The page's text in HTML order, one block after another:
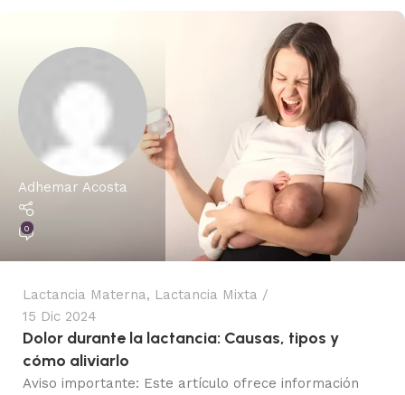
Adhemar Acosta
0
Lactancia Materna, Lactancia Mixta
15 Dic 2024
Dolor durante la lactancia: Causas, tipos y
cómo aliviarlo
Aviso importante: Este artículo ofrece información